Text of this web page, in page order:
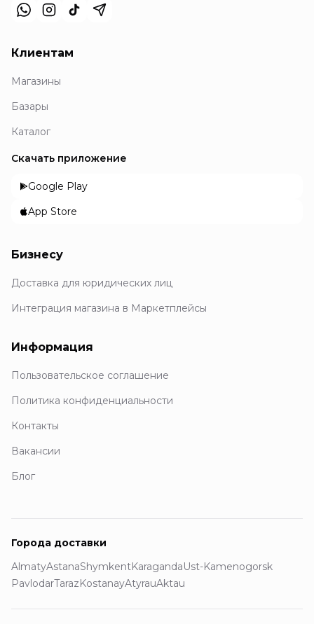
Клиентам
Магазины
Базары
Каталог
Скачать приложение
Google Play
App Store
Бизнесу
Доставка для юридических лиц
Интеграция магазина в Маркетплейсы
Информация
Пользовательское соглашение
Политика конфиденциальности
Контакты
Вакансии
Блог
Города доставки
AlmatyAstanaShymkentKaragandaUst-Kamenogorsk
PavlodarTarazKostanayAtyrauAktau